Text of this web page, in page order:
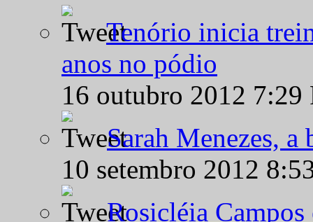
Tenório inicia
anos no pódio
16 outubro 2012
Sarah Menezes,
10 setembro 2012
Rosicléia